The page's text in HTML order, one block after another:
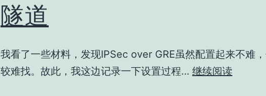
隧道
我看了一些材料，发现IPSec over GRE虽然配置起来不难
较难找。故此，我这边记录一下设置过程… 继续阅读